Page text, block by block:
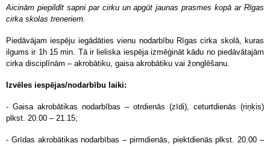
Aicinām piepildīt sapni par cirku un apgūt jaunas prasmes kopā ar Rīgas
cirka skolas treneriem.
Piedāvājam iespēju iegādāties vienu nodarbību Rīgas cirka skolā, kuras
ilgums ir 1h 15 min. Tā ir lieliska iespēja izmēģināt kādu no piedāvātajām
cirka disciplīnām – akrobātiku, gaisa akrobātiku vai žonglēšanu.
Izvēles iespējas/nodarbību laiki:
- Gaisa akrobātikas nodarbības – otrdienās (zīdi), ceturtdienās (riņķis)
plkst. 20.00 – 21.15;
- Grīdas akrobātikas nodarbības – pirmdienās, piektdienās plkst. 20.00 –